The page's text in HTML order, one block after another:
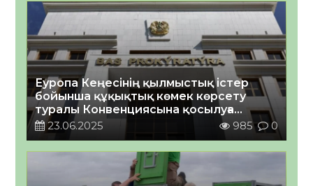
Еуропа Кеңесінің қылмыстық істер
бойынша құқықтық көмек көрсету
туралы Конвенциясына қосылуға
шақыру туралы
23.06.2025 985 0